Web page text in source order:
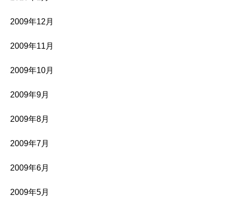
2009年12月
2009年11月
2009年10月
2009年9月
2009年8月
2009年7月
2009年6月
2009年5月